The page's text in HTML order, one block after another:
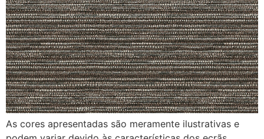
As cores apresentadas são meramente ilustrativas e